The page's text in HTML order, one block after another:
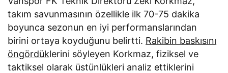
takım savunmasının özellikle ilk 70-75 dakika
boyunca sezonun en iyi performanslarından
birini ortaya koyduğunu belirtti. Rakibin baskısını
öngördüklerini söyleyen Korkmaz, fiziksel ve
taktiksel olarak üstünlükleri analiz ettiklerini